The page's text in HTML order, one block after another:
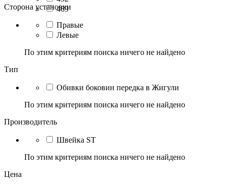
469
Сторона установки
Правые
Левые
По этим критериям поиска ничего не найдено
Тип
Обивки боковин передка в Жигули
По этим критериям поиска ничего не найдено
Производитель
Швейка ST
По этим критериям поиска ничего не найдено
Цена